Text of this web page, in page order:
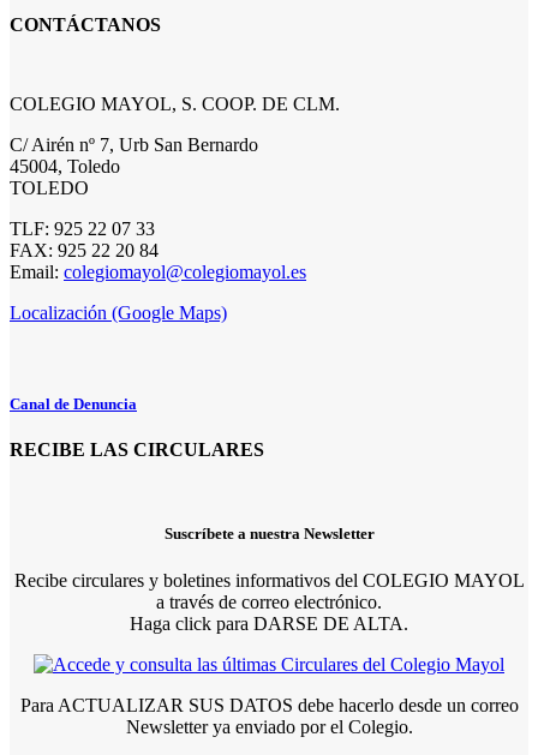
CONTÁCTANOS
COLEGIO MAYOL, S. COOP. DE CLM.
C/ Airén nº 7, Urb San Bernardo
45004, Toledo
TOLEDO
TLF: 925 22 07 33
FAX: 925 22 20 84
Email: colegiomayol@colegiomayol.es
Localización (Google Maps)
Canal de Denuncia
RECIBE LAS CIRCULARES
Suscríbete a nuestra Newsletter
Recibe circulares y boletines informativos del COLEGIO MAYOL
a través de correo electrónico.
Haga click para DARSE DE ALTA.
Para ACTUALIZAR SUS DATOS debe hacerlo desde un correo
Newsletter ya enviado por el Colegio.